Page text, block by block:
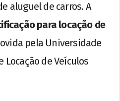
aluguel de carros. A
para locação de
pela Universidade
Locação de Veículos